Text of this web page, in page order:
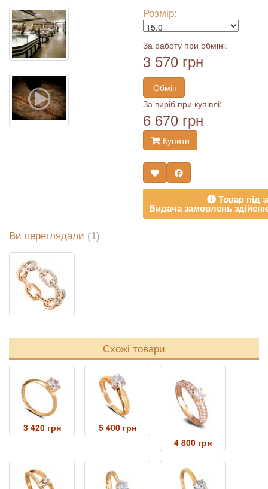
Розмір:
За работу при обміні:
3 570 грн
Обмін
За виріб при купівлі:
6 670 грн
Купити
Товар під
Видача замовлень
Ви переглядали (1)
Схожі товари
3 420 грн
5 400 грн
4 800 грн